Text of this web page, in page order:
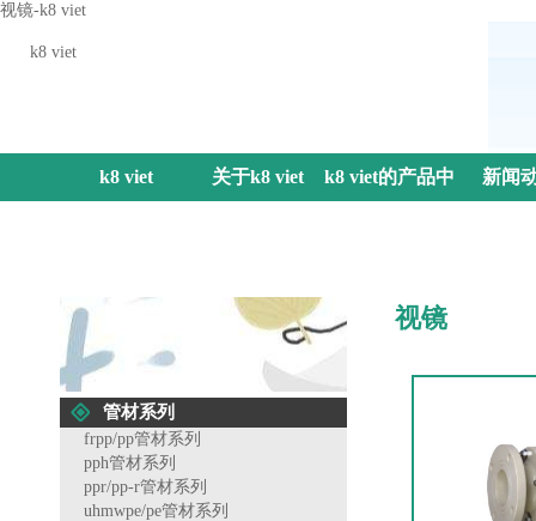
视镜-k8 viet
k8 viet
k8 viet 关于k8 viet k8 viet的产品中 新闻
管材系列
frpp/pp管材系列
pph管材系列
ppr/pp-r管材系列
uhmwpe/pe管材系列
视镜